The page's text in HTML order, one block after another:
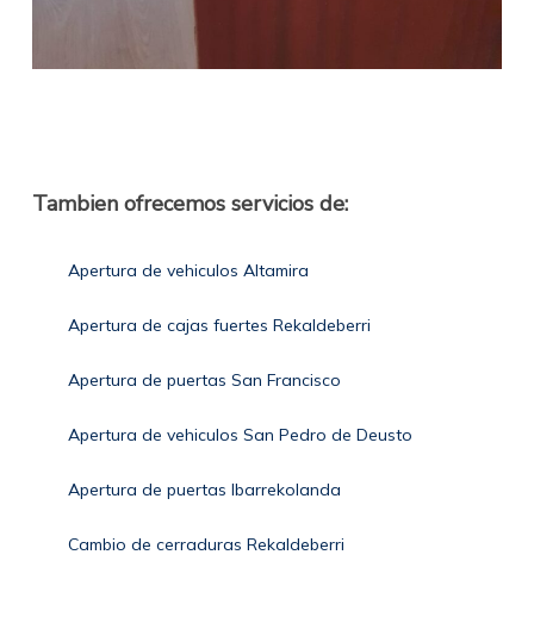
Tambien ofrecemos servicios de:
Apertura de vehiculos Altamira
Apertura de cajas fuertes Rekaldeberri
Apertura de puertas San Francisco
Apertura de vehiculos San Pedro de Deusto
Apertura de puertas Ibarrekolanda
Cambio de cerraduras Rekaldeberri